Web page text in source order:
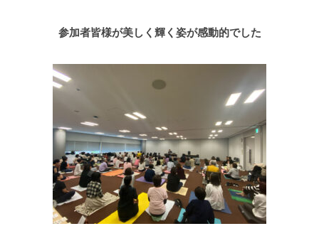
参加者皆様が美しく輝く姿が感動的でした